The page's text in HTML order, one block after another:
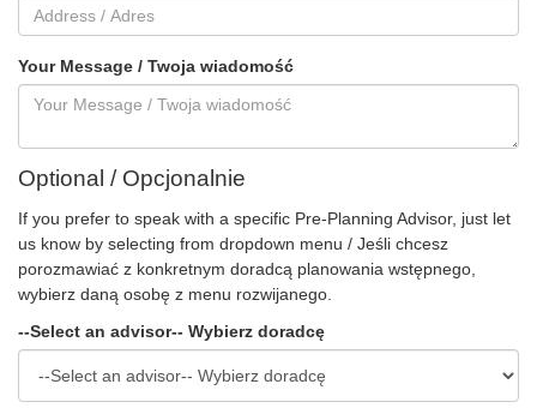
Your Message / Twoja wiadomość
Optional / Opcjonalnie
If you prefer to speak with a specific Pre-Planning Advisor, just let
us know by selecting from dropdown menu / Jeśli chcesz
porozmawiać z konkretnym doradcą planowania wstępnego,
wybierz daną osobę z menu rozwijanego.
--Select an advisor-- Wybierz doradcę